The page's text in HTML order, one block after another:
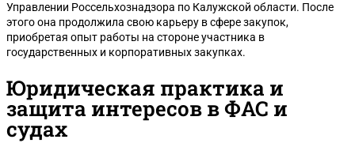
Управлении Россельхознадзора по Калужской области. После
этого она продолжила свою карьеру в сфере закупок,
приобретая опыт работы на стороне участника в
государственных и корпоративных закупках.
Юридическая практика и
защита интересов в ФАС и
судах